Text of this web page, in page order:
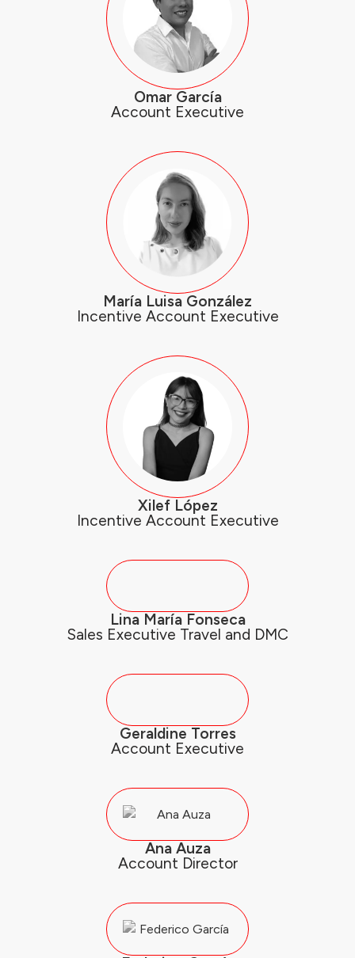
Omar García
Account Executive
María Luisa González
Incentive Account Executive
Xilef López
Incentive Account Executive
Lina María Fonseca
Sales Executive Travel and DMC
Geraldine Torres
Account Executive
Ana Auza
Account Director